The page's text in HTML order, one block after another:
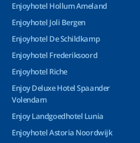
Enjoyhotel Hollum Ameland
Enjoyhotel Joli Bergen
Enjoyhotel De Schildkamp
Enjoyhotel Frederiksoord
Enjoyhotel Riche
Enjoy Deluxe Hotel Spaander
Volendam
Enjoy Landgoedhotel Lunia
Enjoyhotel Astoria Noordwijk